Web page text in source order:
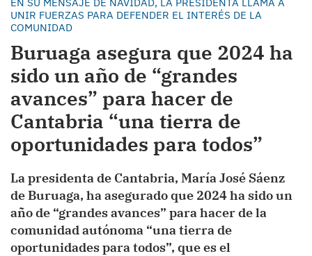
UNIR FUERZAS PARA DEFENDER EL INTERÉS DE LA
COMUNIDAD
Buruaga asegura que 2024 ha
sido un año de “grandes
avances” para hacer de
Cantabria “una tierra de
oportunidades para todos”
La presidenta de Cantabria, María José Sáenz
de Buruaga, ha asegurado que 2024 ha sido un
año de “grandes avances” para hacer de la
comunidad autónoma “una tierra de
oportunidades para todos”, que es el